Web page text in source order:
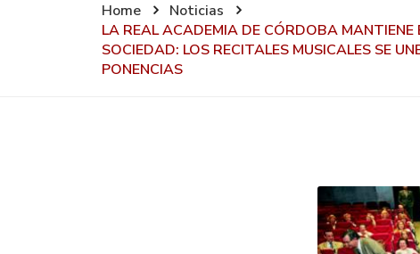
Home
Noticias
LA REAL ACADEMIA DE CÓRDOBA MANTIENE
SOCIEDAD: LOS RECITALES MUSICALES SE
PONENCIAS